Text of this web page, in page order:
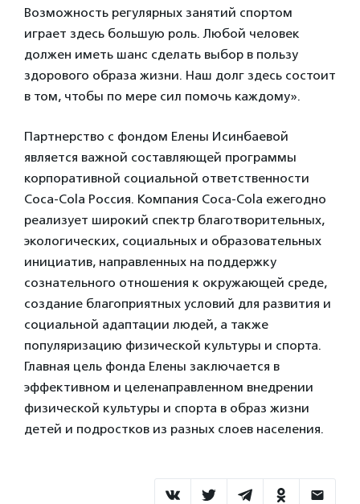
Возможность регулярных занятий спортом
играет здесь большую роль. Любой человек
должен иметь шанс сделать выбор в пользу
здорового образа жизни. Наш долг здесь состоит
в том, чтобы по мере сил помочь каждому».
Партнерство с фондом Елены Исинбаевой
является важной составляющей программы
корпоративной социальной ответственности
Coca-Cola Россия. Компания Coca-Cola ежегодно
реализует широкий спектр благотворительных,
экологических, социальных и образовательных
инициатив, направленных на поддержку
сознательного отношения к окружающей среде,
создание благоприятных условий для развития и
социальной адаптации людей, а также
популяризацию физической культуры и спорта.
Главная цель фонда Елены заключается в
эффективном и целенаправленном внедрении
физической культуры и спорта в образ жизни
детей и подростков из разных слоев населения.